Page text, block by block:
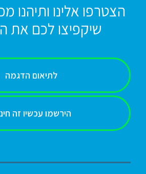
הצטרפו אלינו ותיהנו
שיקפיצו לכם את
לתיאום הדגמה
הירשמו עכשיו זה